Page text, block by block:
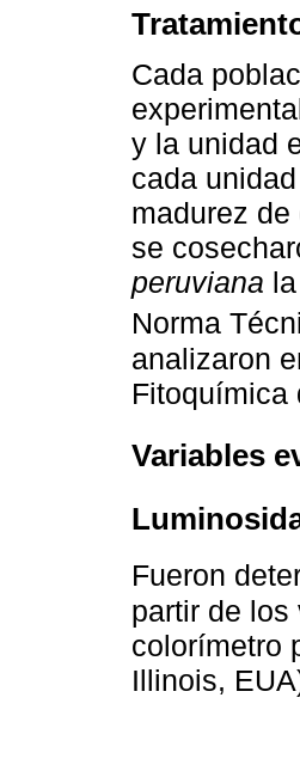
Cada
y la unidad
cada
madurez
se
peruviana
Norma
analizaron
Fitoquímica
Variables
Fueron
partir de
colorímetro
Illinois,